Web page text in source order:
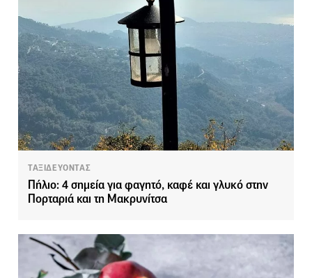
ΤΑΞΙΔΕΥΟΝΤΑΣ
Πήλιο: 4 σημεία για φαγητό, καφέ και γλυκό στην
Πορταριά και τη Μακρυνίτσα